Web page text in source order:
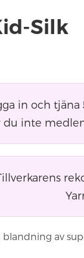
Silk
in och tjäna
du inte
blandning av